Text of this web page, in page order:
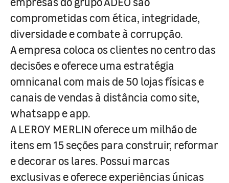
comprometidas com ética, integridade,
diversidade e combate à corrupção.
A empresa coloca os clientes no centro das
decisões e oferece uma estratégia
omnicanal com mais de 50 lojas físicas e
canais de vendas à distância como site,
whatsapp e app.
A LEROY MERLIN oferece um milhão de
itens em 15 seções para construir, reformar
e decorar os lares. Possui marcas
exclusivas e oferece experiências únicas